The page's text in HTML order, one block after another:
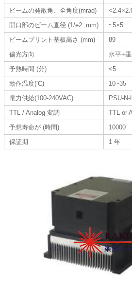
ビームの発散角、全角度(mrad)
開口部のビーム直径 (1/e2 ,mm)
~5×5
ビームプリント基板高さ (mm)
89
偏光方向
水平+
予熱時間 (分)
<5
動作温度(℃)
10~35
電力供給(100-240VAC)
PSU-N-
TTL / Analog 変調
TTL or
予想寿命が (時間)
10000
保証期
1 年